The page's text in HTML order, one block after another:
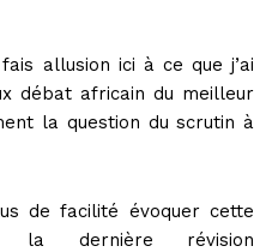
allusion ici à ce que j’ai
débat africain du meilleur
la question du scrutin à
de facilité évoquer cette
la dernière révision